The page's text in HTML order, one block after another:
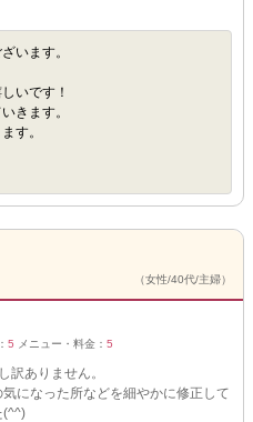
います。
いです！
きます。
す。
（女性/40代/主婦）
5 メニュー・料金： 5
訳ありません。
になった所などを細やかに修正して
(^^)